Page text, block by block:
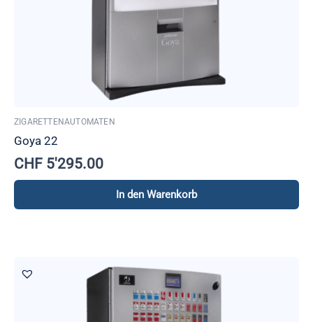
ZIGARETTENAUTOMATEN
Goya 22
CHF 5'295.00
In den Warenkorb